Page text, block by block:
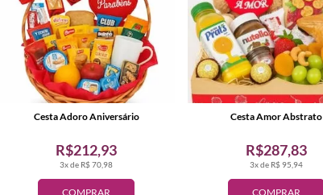
COMPRAR
3x de R$ 70,98
R$212,93
Cesta Adoro Aniversário
COMPRAR
3x de R$ 95,94
R$287,83
Cesta Amor Abstrato